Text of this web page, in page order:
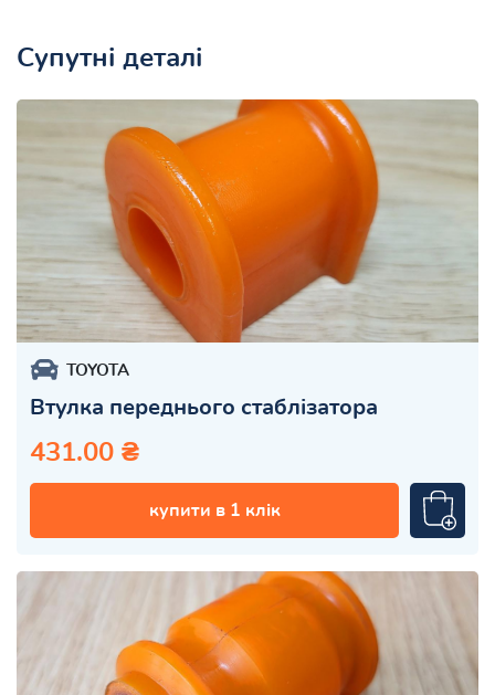
Супутні деталі
TOYOTA
Втулка переднього стаблізатора
431.00 ₴
купити в 1 клік